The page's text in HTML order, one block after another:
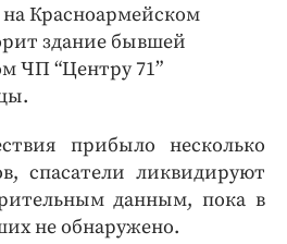
Красноармейском
здание бывшей
ЧП “Центру 71”
прибыло несколько
спасатели ликвидируют
данным, пока в
не обнаружено.